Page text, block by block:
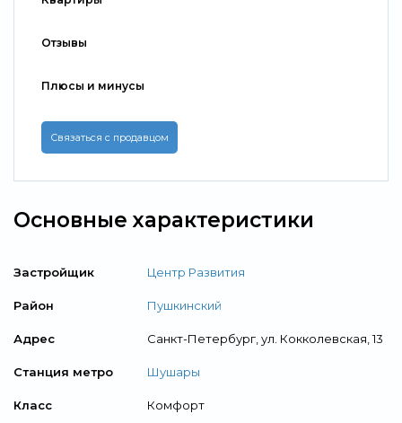
Отзывы
Плюсы и минусы
Связаться с продавцом
Основные характеристики
Застройщик Центр Развития
Район Пушкинский
Адрес Санкт-Петербург, ул. Кокколевская, 13
Станция метро Шушары
Класс Комфорт